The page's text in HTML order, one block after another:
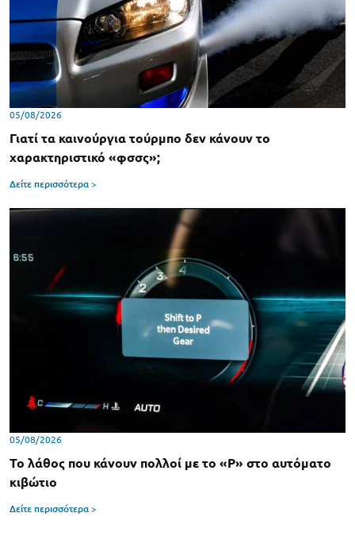
05/08/2026
Γιατί τα καινούργια τούρμπο δεν κάνουν το
χαρακτηριστικό «φσσς»;
Δείτε περισσότερα >
05/08/2026
Το λάθος που κάνουν πολλοί με το «P» στο αυτόματο
κιβώτιο
Δείτε περισσότερα >